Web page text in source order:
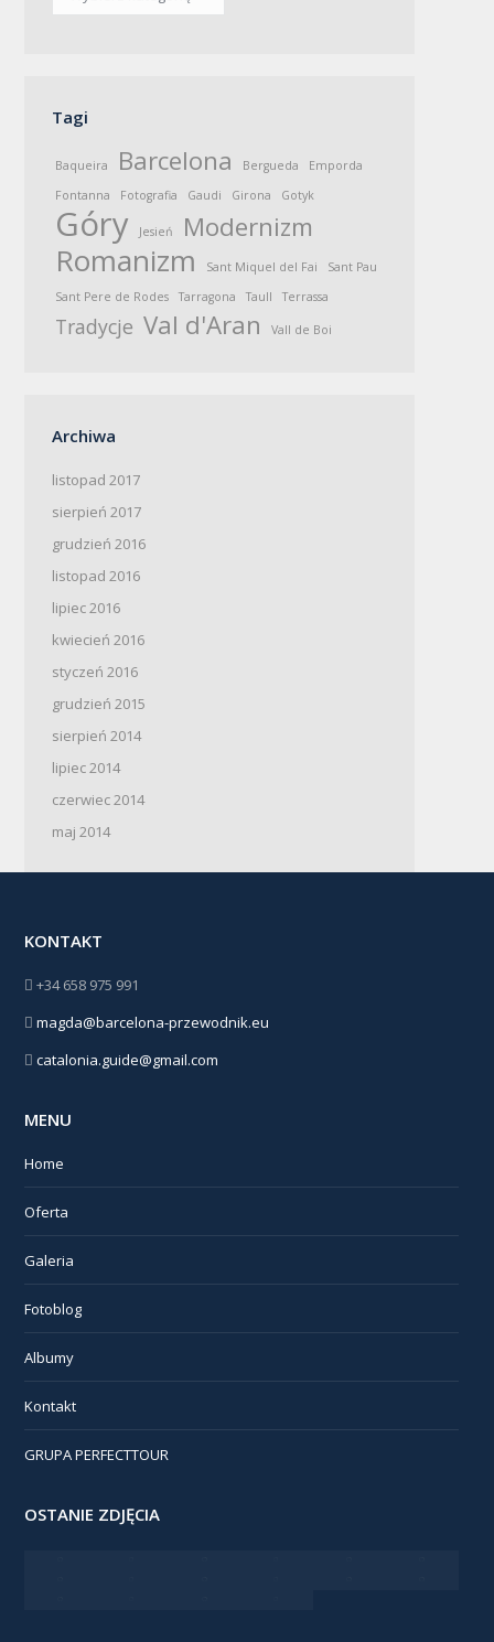
Tagi
Baqueira Barcelona Bergueda
Emporda
Fontanna
Fotografia Gaudi Girona Gotyk
Góry Jesień Modernizm
Romanizm Sant Miquel del Fai
Sant Pau
Sant Pere de Rodes
Tarragona Taull Terrassa
Tradycje Val d'Aran Vall de Boi
Archiwa
listopad 2017
sierpień 2017
grudzień 2016
listopad 2016
lipiec 2016
kwiecień 2016
styczeń 2016
grudzień 2015
sierpień 2014
lipiec 2014
czerwiec 2014
maj 2014
KONTAKT
+34 658 975 991
magda@barcelona-przewodnik.eu
catalonia.guide@gmail.com
MENU
Home
Oferta
Galeria
Fotoblog
Albumy
Kontakt
GRUPA PERFECTTOUR
OSTANIE ZDJĘCIA